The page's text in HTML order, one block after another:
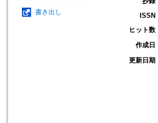
書き出し
ISSN
ヒット数
作成日
更新日期